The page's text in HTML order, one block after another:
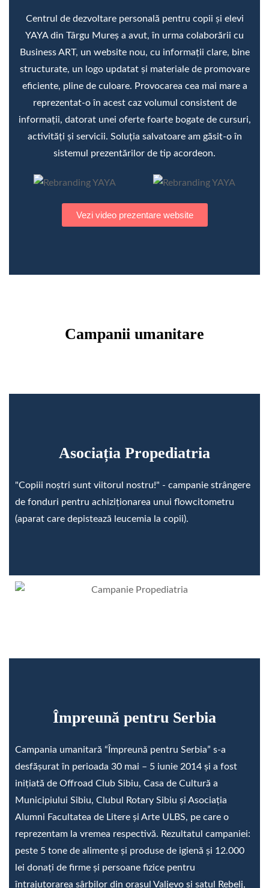
Centrul de dezvoltare personală pentru copii și elevi
YAYA din Târgu Mureș a avut, în urma colaborării cu
Business ART, un website nou, cu informații clare, bine
structurate, un logo updatat și materiale de promovare
eficiente, pline de culoare. Provocarea cea mai mare a
reprezentat-o în acest caz volumul consistent de
informații, datorat unei oferte foarte bogate de cursuri,
activități și servicii. Soluția salvatoare am găsit-o în
sistemul prezentărilor de tip acordeon.
Vezi video prezentare website
Campanii umanitare
Asociația Propediatria
"Copiii noștri sunt viitorul nostru!" - campanie strângere
de fonduri pentru achiziționarea unui flowcitometru
(aparat care depistează leucemia la copii).
Împreună pentru Serbia
Campania umanitară “Împreună pentru Serbia” s-a
desfăşurat în perioada 30 mai – 5 iunie 2014 şi a fost
iniţiată de Offroad Club Sibiu, Casa de Cultură a
Municipiului Sibiu, Clubul Rotary Sibiu şi Asociaţia
Alumni Facultatea de Litere şi Arte ULBS, pe care o
reprezentam la vremea respectivă. Rezultatul campaniei:
peste 5 tone de alimente şi produse de igienă şi 12.000
lei donaţi de firme şi persoane fizice pentru
întrajutorarea sârbilor din oraşul Valjevo şi satul Rebelj,